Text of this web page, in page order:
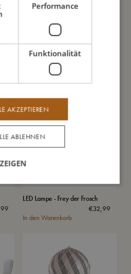
LED Lampe mit Bluetooth
Lautsprecher - Vogel
In den Warenkorb
LED Lampe - Frey der Frosch
€32,99
In den Warenkorb
Performance
Funktionalität
AKZEPTIEREN
ABLEHNEN